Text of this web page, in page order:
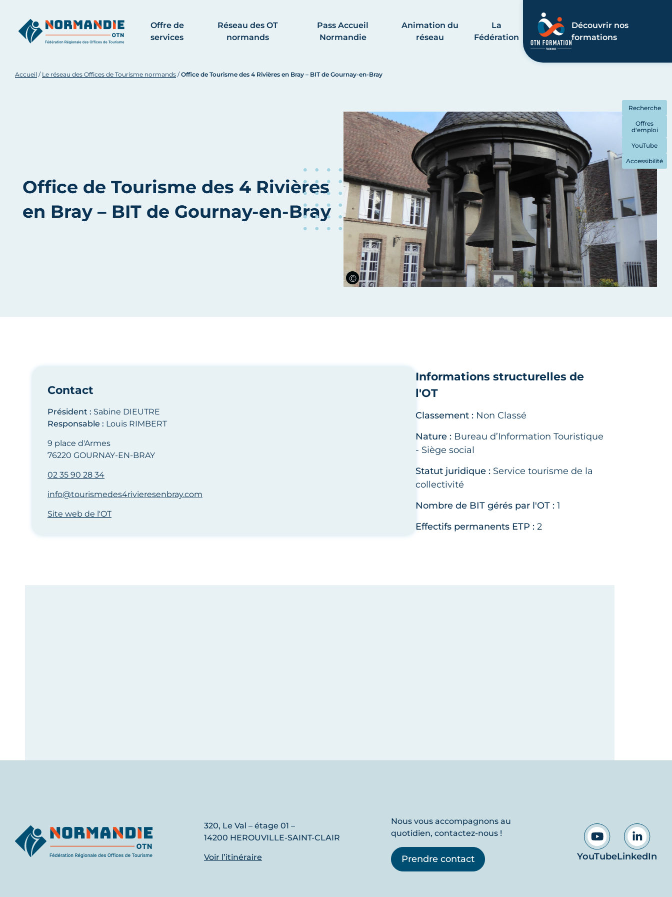
Offre de
services
Réseau des OT
normands
Pass Accueil
Normandie
Animation du
réseau
La
Fédération
Découvrir nos
formations
Accueil / Le réseau des Offices de Tourisme normands /Office de Tourisme des 4 Rivières en Bray – BIT de Gournay-en-Bray
Office de Tourisme des 4 Rivières
en Bray – BIT de Gournay-en-Bray
Contact
Président : Sabine DIEUTRE
Responsable : Louis RIMBERT
9 place d'Armes
76220 GOURNAY-EN-BRAY
02 35 90 28 34
info@tourismedes4rivieresenbray.com
Site web de l'OT
Informations structurelles de
l'OT
Classement : Non Classé
Nature : Bureau d’Information Touristique
- Siège social
Statut juridique : Service tourisme de la
collectivité
Nombre de BIT gérés par l'OT : 1
Effectifs permanents ETP : 2
320, Le Val – étage 01 –
14200 HEROUVILLE-SAINT-CLAIR
Voir l’itinéraire
Nous vous accompagnons au
quotidien, contactez-nous !
Prendre contact YouTubeLinkedIn
Recherche
Offres
d'emploi
YouTube
Accessibilité